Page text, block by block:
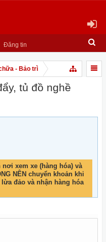
Đăng tin
- Bảo trì
tủ đồ nghề
nơi xem xe (hàng hóa) và
NÊN chuyển khoản khi
đảo và nhận hàng hóa